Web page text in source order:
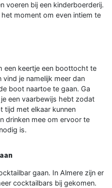
voeren bij een kinderboerderij.
moment om even intiem te
een keertje een boottocht te
vind je namelijk meer dan
boot naartoe te gaan. Ga
een vaarbewijs hebt zodat
tijd met elkaar kunnen
drinken mee om ervoor te
is.
gaan. In Almere zijn er
cocktailbars bij gekomen.